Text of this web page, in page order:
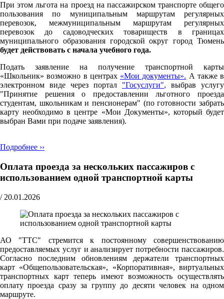
При этом льгота на проезд на пассажирском транспорте общего
пользования по муниципальным маршрутам регулярных
перевозок, межмуниципальным маршрутам регулярных
перевозок до садоводческих товариществ в границах
муниципального образования городской округ город Тюмень
будет действовать с начала учебного года.
Подать заявление на получение транспортной карты
«Школьник» возможно в центрах «Мои документы». А также в
электронном виде через портал "Госуслуги", выбрав услугу
"Принятие решения о предоставлении льготного проезда
студентам, школьникам и пенсионерам" (по готовности забрать
карту необходимо в центре «Мои Документы», который будет
выбран Вами при подаче заявления).
Подробнее ››
Оплата проезда за нескольких пассажиров с
использованием одной транспортной карты
/ 20.01.2026
АО "ТТС" стремится к постоянному совершенствованию
предоставляемых услуг и анализирует потребности пассажиров.
Согласно последним обновлениям держатели транспортных
карт «Общепользовательская», «Корпоративная», виртуальных
транспортных карт теперь имеют возможность осуществлять
оплату проезда сразу за группу до десяти человек на одном
маршруте.